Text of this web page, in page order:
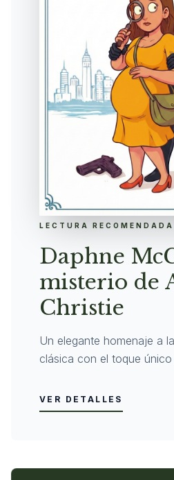
LECTURA RECOMENDADA
Daphne
misterio de
Christie
Un elegante homenaje a
clásica con el toque
VER DETALLES